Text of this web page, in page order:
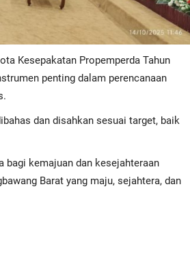
Kesepakatan Propemperda Tahun
penting dalam perencanaan
dan disahkan sesuai target, baik
bagi kemajuan dan kesejahteraan
Barat yang maju, sejahtera, dan